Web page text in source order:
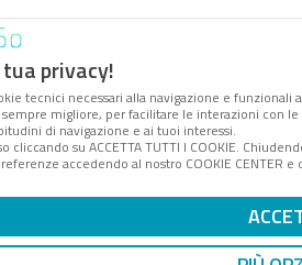
privacy!
tecnici necessari alla navigazione e
sempre migliore, per facilitare le interazioni con
di navigazione e ai tuoi interessi.
cliccando su ACCETTA TUTTI I COOKIE.
accedendo al nostro COOKIE